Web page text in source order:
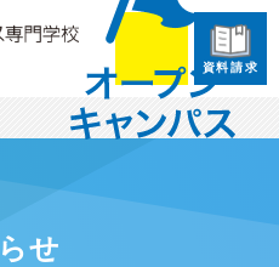
資料請求
せ